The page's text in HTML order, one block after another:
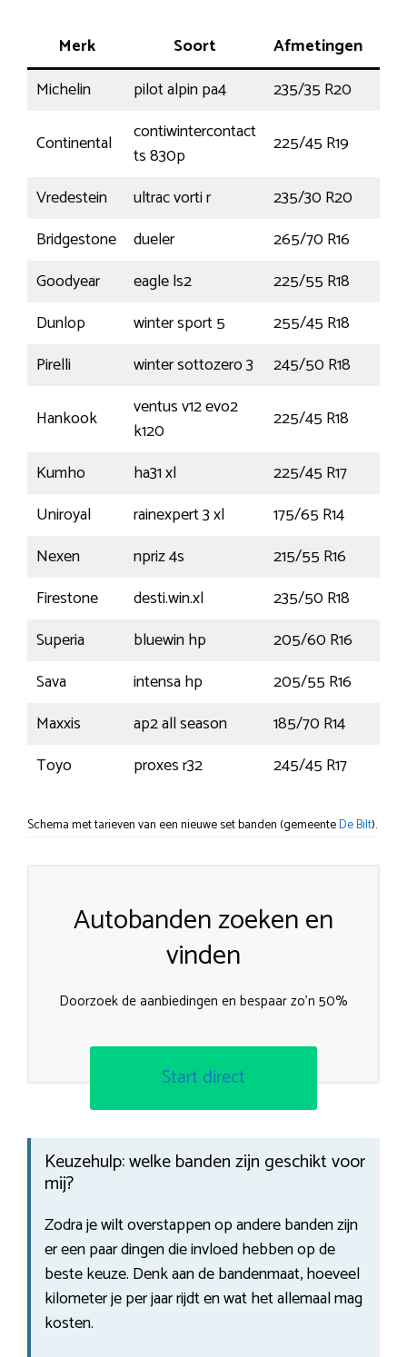
Merk Soort Afmetingen
Michelin
pilot alpin pa4 235/35 R20
Continental
contiwintercontact
ts 830p
225/45 R19
Vredestein
ultrac vorti r 235/30 R20
Bridgestone
dueler 265/70 R16
Goodyear
eagle ls2 225/55 R18
Dunlop
winter sport 5 255/45 R18
Pirelli
winter sottozero 3 245/50 R18
Hankook
ventus v12 evo2
k120
225/45 R18
Kumho
ha31 xl 225/45 R17
Uniroyal
rainexpert 3 xl 175/65 R14
Nexen
npriz 4s 215/55 R16
Firestone
desti.win.xl 235/50 R18
Superia
bluewin hp 205/60 R16
Sava
intensa hp 205/55 R16
Maxxis
ap2 all season 185/70 R14
Toyo
proxes r32 245/45 R17
Schema met tarieven van een nieuwe set banden (gemeenteDe Bilt).
Autobanden zoeken en
vinden
Doorzoek de aanbiedingen en bespaar zo’n 50%
Start direct
Keuzehulp: welke banden zijn geschikt voor
mij?
Zodra je wilt overstappen op andere banden zijn
er een paar dingen die invloed hebben op de
beste keuze. Denk aan de bandenmaat, hoeveel
kilometer je per jaar rijdt en wat het allemaal mag
kosten.